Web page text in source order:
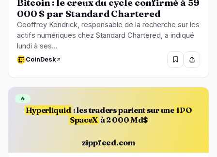
Bitcoin : le creux du cycle confirmé à 59
000 $ par Standard Chartered
Geoffrey Kendrick, responsable de la recherche sur les
actifs numériques chez Standard Chartered, a indiqué
lundi à ses…
CoinDesk
Hyperliquid : les traders parient sur une IPO
SpaceX à 2 000 Md$
zippfeed.com
🔥